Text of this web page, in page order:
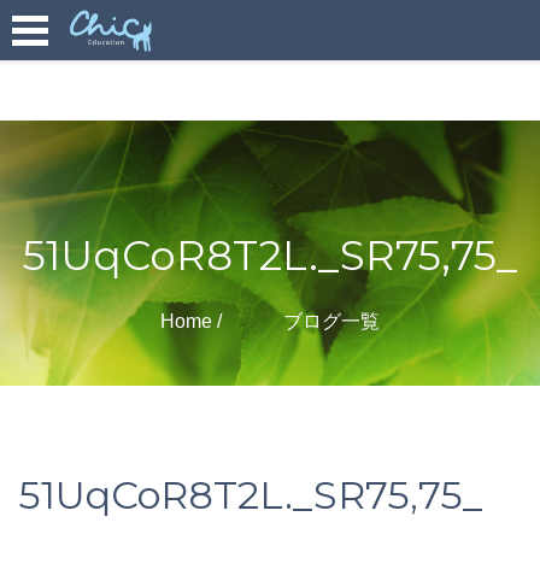
51UqCoR8T2L._SR75,75_
Home ブログ一覧
51UqCoR8T2L._SR75,75_